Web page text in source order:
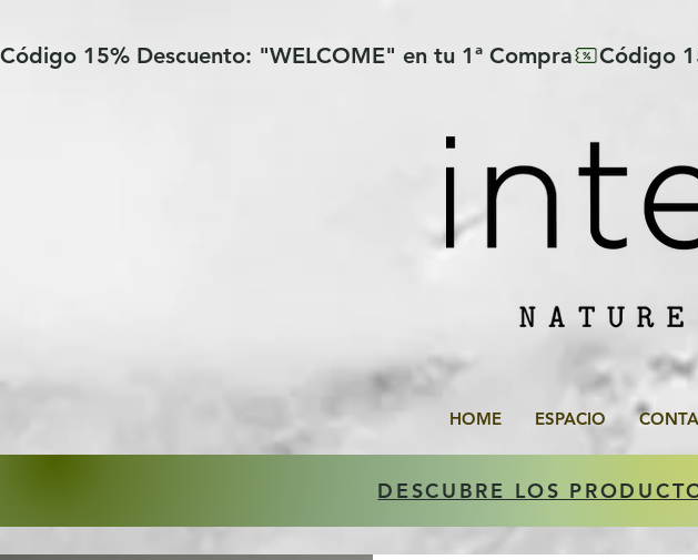
Código 15% Descuento: "WELCOME" en tu 1ª Compra
HOME ESPACIO
DESCUBRE LOS